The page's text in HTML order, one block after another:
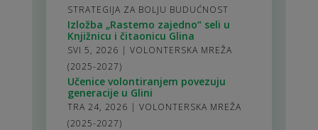
STRATEGIJA ZA BOLJU BUDUĆNOST
Izložba „Rastemo zajedno“ seli u
Knjižnicu i čitaonicu Glina
SVI 5, 2026 | VOLONTERSKA MREŽA
(2025-2027)
Učenice volontiranjem povezuju
generacije u Glini
TRA 24, 2026 | VOLONTERSKA MREŽA
(2025-2027)